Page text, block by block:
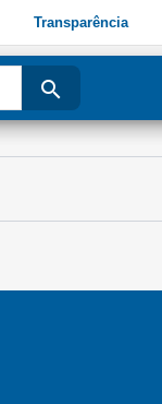
Transparência
search